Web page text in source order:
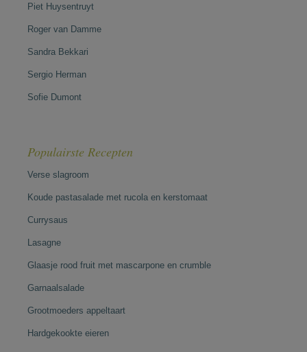
Piet Huysentruyt
Roger van Damme
Sandra Bekkari
Sergio Herman
Sofie Dumont
Populairste Recepten
Verse slagroom
Koude pastasalade met rucola en kerstomaat
Currysaus
Lasagne
Glaasje rood fruit met mascarpone en crumble
Garnaalsalade
Grootmoeders appeltaart
Hardgekookte eieren